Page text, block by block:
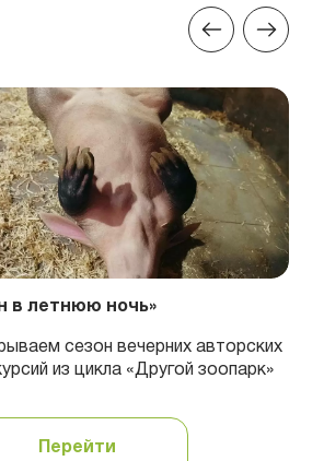
в летнюю ночь»
сезон вечерних авторских
из цикла «Другой зоопарк»
Перейти